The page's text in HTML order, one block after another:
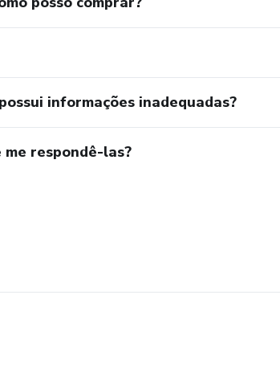
informações inadequadas?
respondê-las?